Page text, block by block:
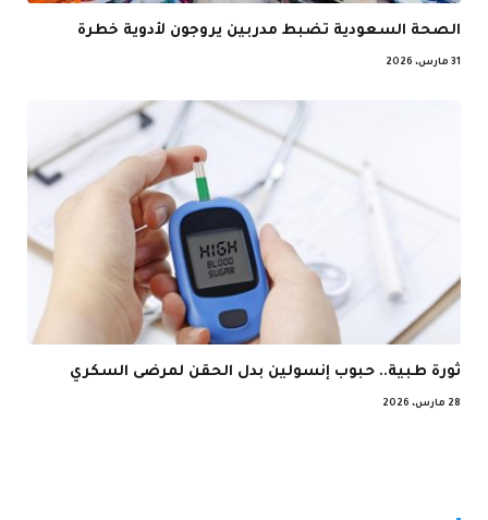
الصحة السعودية تضبط مدربين يروجون لأدوية خطرة
31 مارس، 2026
ثورة طبية.. حبوب إنسولين بدل الحقن لمرضى السكري
28 مارس، 2026